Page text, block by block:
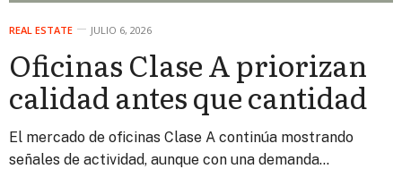
REAL ESTATE JULIO 6, 2026
Oficinas Clase A priorizan
calidad antes que cantidad
El mercado de oficinas Clase A continúa mostrando
señales de actividad, aunque con una demanda…